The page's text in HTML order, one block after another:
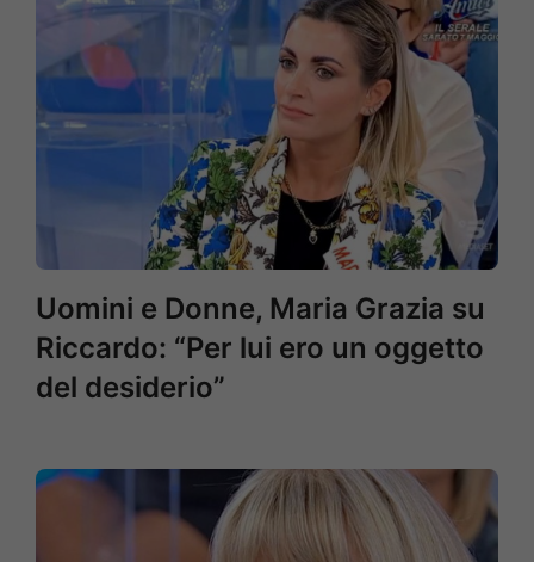
Uomini e Donne, Maria Grazia su
Riccardo: “Per lui ero un oggetto
del desiderio”